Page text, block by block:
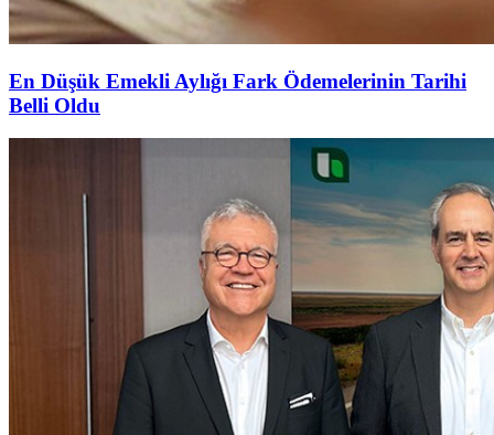
En Düşük Emekli Aylığı Fark Ödemelerinin Tarihi
Belli Oldu